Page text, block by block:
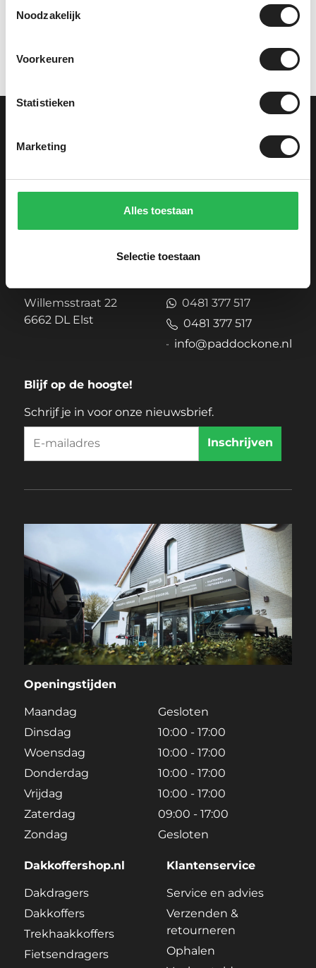
Noodzakelijk
Voorkeuren
Statistieken
Marketing
Alles toestaan
Selectie toestaan
Willemsstraat 22
6662 DL Elst
0481 377 517
0481 377 517
info@paddockone.nl
Blijf op de hoogte!
Schrijf je in voor onze nieuwsbrief.
Openingstijden
Maandag
Gesloten
Dinsdag
10:00 - 17:00
Woensdag
10:00 - 17:00
Donderdag
10:00 - 17:00
Vrijdag
10:00 - 17:00
Zaterdag
09:00 - 17:00
Zondag
Gesloten
Dakkoffershop.nl
Dakdragers
Dakkoffers
Trekhaakkoffers
Fietsendragers
Klantenservice
Service en advies
Verzenden &
retourneren
Ophalen